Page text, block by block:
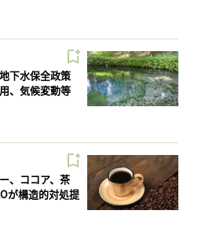
下水保全政策
、気候変動等
、ココア、茶
が構造的対処提